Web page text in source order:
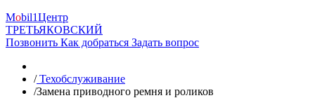
Mobil1Центр
ТРЕТЬЯКОВСКИЙ
Позвонить Как добраться Задать вопрос
/Техобслуживание
/Замена приводного ремня и роликов